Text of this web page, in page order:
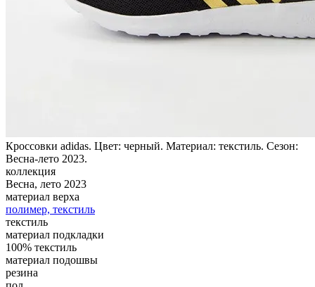
Кроссовки adidas. Цвет: черный. Материал: текстиль. Сезон:
Весна-лето 2023.
коллекция
Весна, лето 2023
материал верха
полимер, текстиль
текстиль
материал подкладки
100% текстиль
материал подошвы
резина